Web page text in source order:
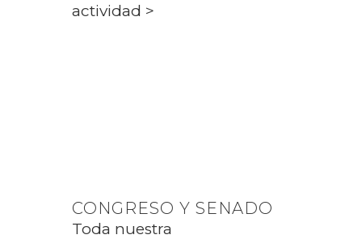
actividad >
CONGRESO Y SENADO
Toda nuestra